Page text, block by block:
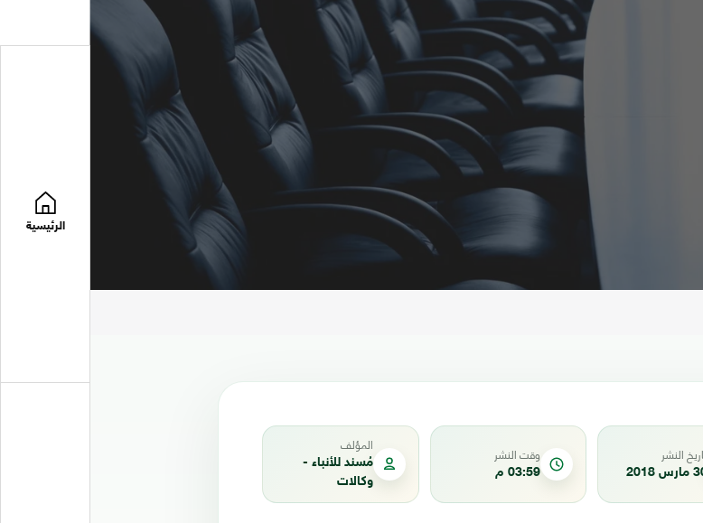
الرئيسية
النشر
2018
وقت النشر
03:59 م
المؤلف
مُسند للأنباء -
وكالات